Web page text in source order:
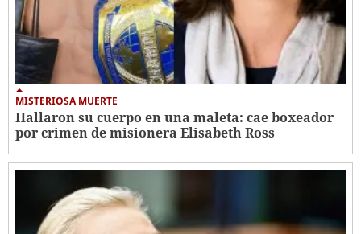
MISTERIOSA MUERTE
Hallaron su cuerpo en una maleta: cae boxeador
por crimen de misionera Elisabeth Ross